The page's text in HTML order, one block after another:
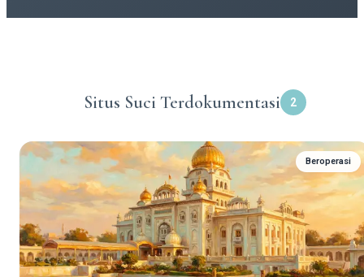
Situs Suci Terdokumentasi 2
Beroperasi